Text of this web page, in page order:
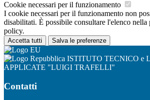
Cookie necessari per il funzionamento
I cookie necessari per il funzionamento non
disabilitati. È possibile consultare l'elenco nella
policy.
Accetta tutti Salva le preferenze
ISTITUTO TECNICO e
APPLICATE "LUIGI TRAFELLI"
Contatti